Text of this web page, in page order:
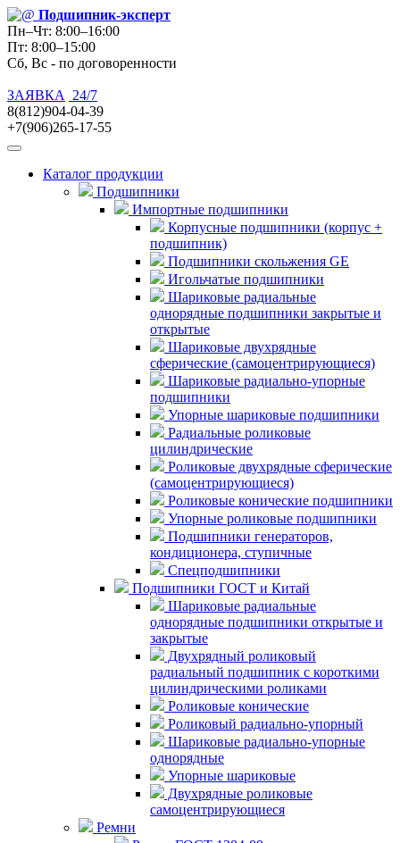
Подшипник-эксперт
Пн–Чт: 8:00–16:00
Пт: 8:00–15:00
Сб, Вс - по договоренности
ЗАЯВКА
24/7
8(812)904-04-39
+7(906)265-17-55
Каталог продукции
Подшипники
Импортные подшипники
Корпусные подшипники (корпус +
подшипник)
Подшипники скольжения GE
Игольчатые подшипники
Шариковые радиальные
однорядные подшипники закрытые и
открытые
Шариковые двухрядные
сферические (самоцентрирующиеся)
Шариковые радиально-упорные
подшипники
Упорные шариковые подшипники
Радиальные роликовые
цилиндрические
Роликовые двухрядные сферические
(самоцентрирующиеся)
Роликовые конические подшипники
Упорные роликовые подшипники
Подшипники генераторов,
кондиционера, ступичные
Спецподшипники
Подшипники ГОСТ и Китай
Шариковые радиальные
однорядные подшипники открытые и
закрытые
Двухрядный роликовый
радиальный подшипник с короткими
цилиндрическими роликами
Роликовые конические
Роликовый радиально-упорный
Шариковые радиально-упорные
однорядные
Упорные шариковые
Двухрядные роликовые
самоцентрирующиеся
Ремни